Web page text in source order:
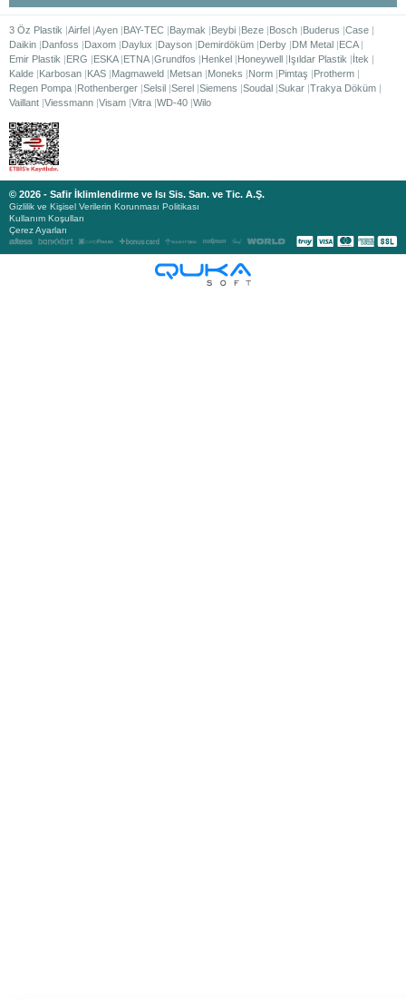
3 Öz Plastik Airfel Ayen BAY-TEC Baymak Beybi Beze Bosch Buderus Case
Daikin Danfoss Daxom Daylux Dayson Demirdöküm Derby DM Metal ECA
Emir Plastik
ERG ESKA ETNA Grundfos Henkel Honeywell Işıldar Plastik
İtek
Kalde Karbosan KAS Magmaweld Metsan Moneks Norm Pimtaş
Protherm
Regen Pompa Rothenberger Selsil Serel Siemens Soudal Sukar Trakya Döküm
Vaillant Viessmann Visam Vitra WD-40 Wilo
© 2026 - Safir İklimlendirme ve Isı Sis. San. ve Tic. A.Ş.
Gizlilik ve Kişisel Verilerin Korunması Politikası
Kullanım Koşulları
Çerez Ayarları